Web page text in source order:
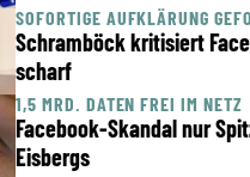
SOFORTIGE AUFKLÄRUNG
Schramböck kritisiert
scharf
1,5 MRD. DATEN FREI IM NETZ
Facebook-Skandal nur
Eisbergs